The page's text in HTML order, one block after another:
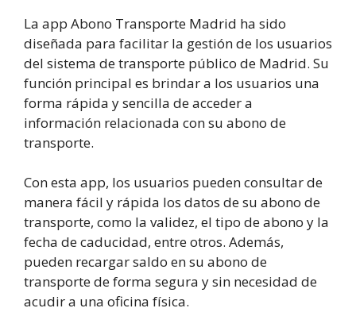
La app Abono Transporte Madrid ha sido
diseñada para facilitar la gestión de los usuarios
del sistema de transporte público de Madrid. Su
función principal es brindar a los usuarios una
forma rápida y sencilla de acceder a
información relacionada con su abono de
transporte.
Con esta app, los usuarios pueden consultar de
manera fácil y rápida los datos de su abono de
transporte, como la validez, el tipo de abono y la
fecha de caducidad, entre otros. Además,
pueden recargar saldo en su abono de
transporte de forma segura y sin necesidad de
acudir a una oficina física.